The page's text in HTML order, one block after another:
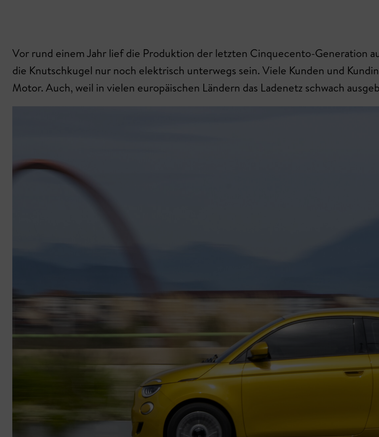
Vor rund einem Jahr lief die Produktion der letzten Cinquecento-Generation
die Knutschkugel nur noch elektrisch unterwegs sein. Viele Kunden und
Motor. Auch, weil in vielen europäischen Ländern das Ladenetz schwach